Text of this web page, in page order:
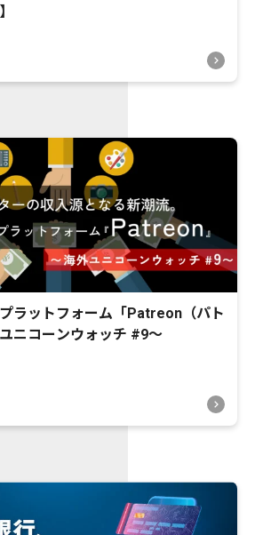
ラットフォーム「Patreon（パト
ニコーンウォッチ #9〜